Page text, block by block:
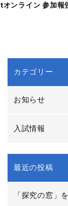
ンライン 参加報
カテゴリー
お知らせ
入試情報
最近の投稿
「探究の窓」